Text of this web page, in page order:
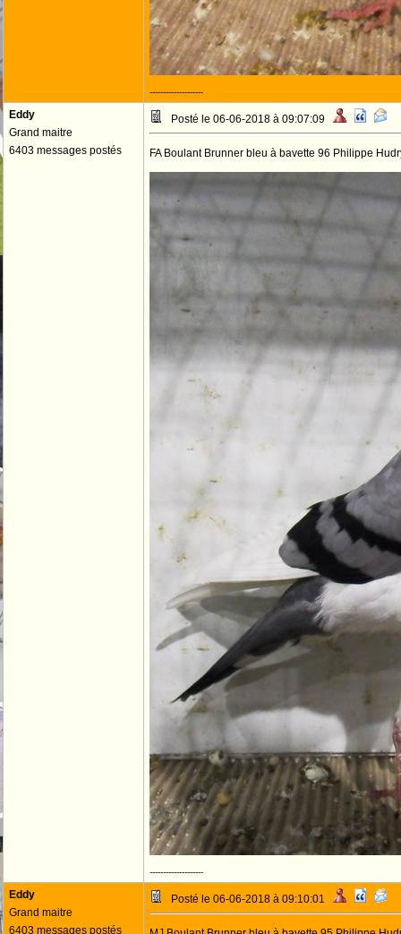
--------------------
Eddy
Grand maitre
6403 messages postés
Posté le 06-06-2018 à 09:07:09
FA Boulant Brunner bleu à bavette 96 Philippe
--------------------
Eddy
Grand maitre
6403 messages postés
Posté le 06-06-2018 à 09:10:01